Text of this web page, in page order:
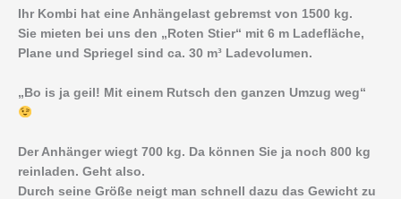
Ihr Kombi hat eine Anhängelast gebremst von 1500 kg.
Sie mieten bei uns den „Roten Stier“ mit 6 m Ladefläche,
Plane und Spriegel sind ca. 30 m³ Ladevolumen.
„Bo is ja geil! Mit einem Rutsch den ganzen Umzug weg“
Der Anhänger wiegt 700 kg. Da können Sie ja noch 800 kg
reinladen. Geht also.
Durch seine Größe neigt man schnell dazu das Gewicht zu